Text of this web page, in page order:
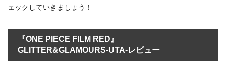
ェックしていきましょう！
『ONE PIECE FILM RED』
GLITTER&GLAMOURS-UTA-レビュー